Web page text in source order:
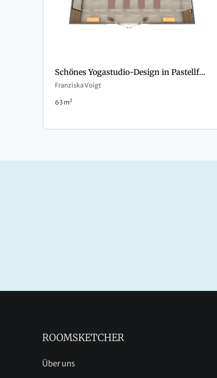
Schönes Yogastudio-Design in Pastellfarben
Franziska Voigt
63 m2
ROOMSKETCHER
Über uns